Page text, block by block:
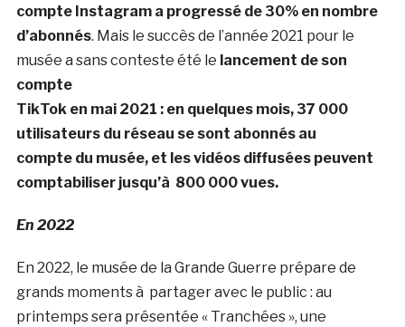
compte Instagram a progressé de 30% en nombre
d’abonnés. Mais le succès de l’année 2021 pour le
musée a sans conteste été le lancement de son
compte
TikTok en mai 2021 : en quelques mois, 37 000
utilisateurs du réseau se sont abonnés au
compte du musée, et les vidéos diffusées peuvent
comptabiliser jusqu’à 800 000 vues.
En 2022
En 2022, le musée de la Grande Guerre prépare de
grands moments à partager avec le public : au
printemps sera présentée « Tranchées », une